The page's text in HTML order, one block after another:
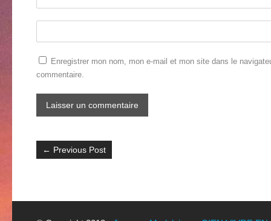
Enregistrer mon nom, mon e-mail et mon site dans le
commentaire.
← Previous Post